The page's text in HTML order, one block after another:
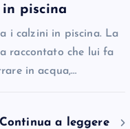
piscina
i calzini in piscina. La
raccontato che lui fa
in acqua,…
Continua a leggere